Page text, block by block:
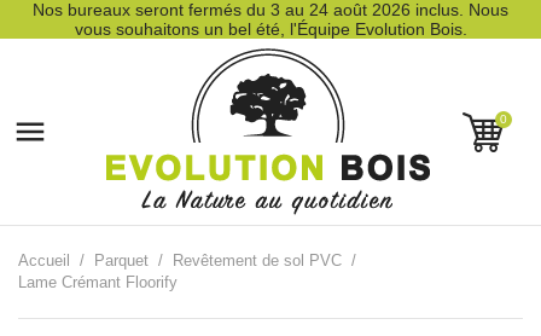
Nos bureaux seront fermés du 3 au 24 août 2026 inclus. Nous
vous souhaitons un bel été, l'Équipe Evolution Bois.
 0
Accueil Parquet
Revêtement de sol PVC
Lame Crémant Floorify